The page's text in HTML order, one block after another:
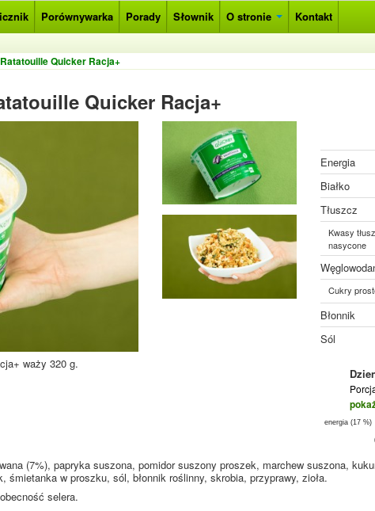
Porównywarka Porady Słownik O stronie Kontakt
Quicker Racja+
Quicker Racja+
waży 320 g.
Energia
Białko
Tłuszcz
Kwasy
nasycone
Cukry
Błonnik
Sól
energia (17 %)
(7%), papryka suszona, pomidor suszony proszek, marchew suszona,
śmietanka w proszku, sól, błonnik roślinny, skrobia, przyprawy, zioła.
selera.